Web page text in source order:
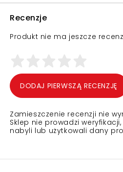
Recenzje
Produkt nie ma jeszcze
DODAJ PIERWSZĄ RECENZJĘ
Zamieszczenie recenzji nie
Sklep nie prowadzi
nabyli lub użytkowali dany